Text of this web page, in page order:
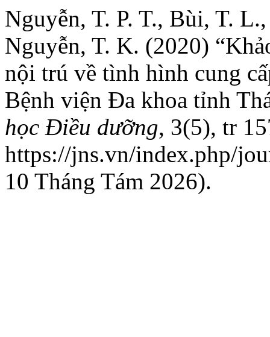
Nguyễn, T. P. T., Bùi, T.
Nguyễn, T. K. (2020)
nội trú về tình hình cung
Bệnh viện Đa khoa tỉnh
học Điều dưỡng, 3(5), tr
https://jns.vn/index.php/
10 Tháng Tám 2026).